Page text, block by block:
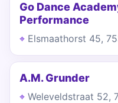
Go Dance
Performance
Elsmaathorst 45,
A.M. Grunder
Weleveldstraat 52,